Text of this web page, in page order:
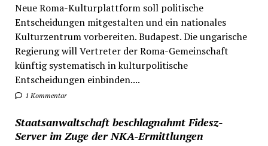
Neue Roma-Kulturplattform soll politische
Entscheidungen mitgestalten und ein nationales
Kulturzentrum vorbereiten. Budapest. Die ungarische
Regierung will Vertreter der Roma-Gemeinschaft
künftig systematisch in kulturpolitische
Entscheidungen einbinden....
1 Kommentar
Staatsanwaltschaft beschlagnahmt Fidesz-
Server im Zuge der NKA-Ermittlungen